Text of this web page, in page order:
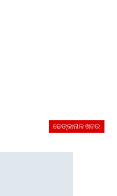
ଢେଙ୍କାନାଳ ଖବର